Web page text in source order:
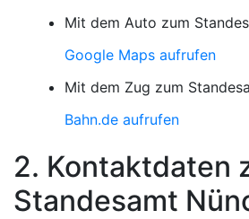
Mit dem Auto zum
Google Maps aufrufen
Mit dem Zug zum
Bahn.de aufrufen
2. Kontaktdaten
Standesamt